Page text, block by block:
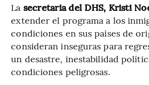
La secretaria del DHS, Kristi
extender el programa a los
condiciones en sus países de
consideran inseguras para
un desastre, inestabilidad
condiciones peligrosas.